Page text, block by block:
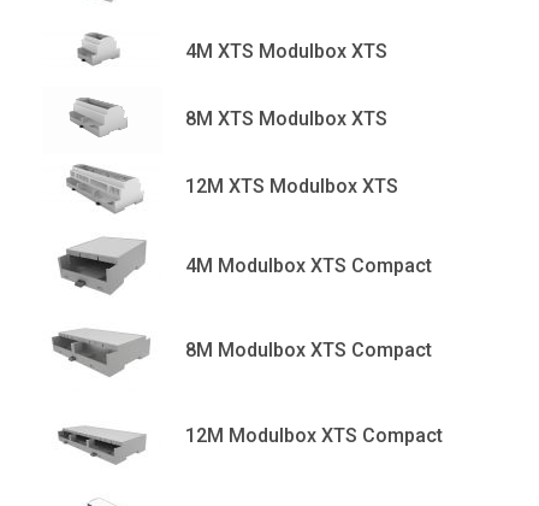
4M XTS Modulbox XTS
8M XTS Modulbox XTS
12M XTS Modulbox XTS
4M Modulbox XTS Compact
8M Modulbox XTS Compact
12M Modulbox XTS Compact